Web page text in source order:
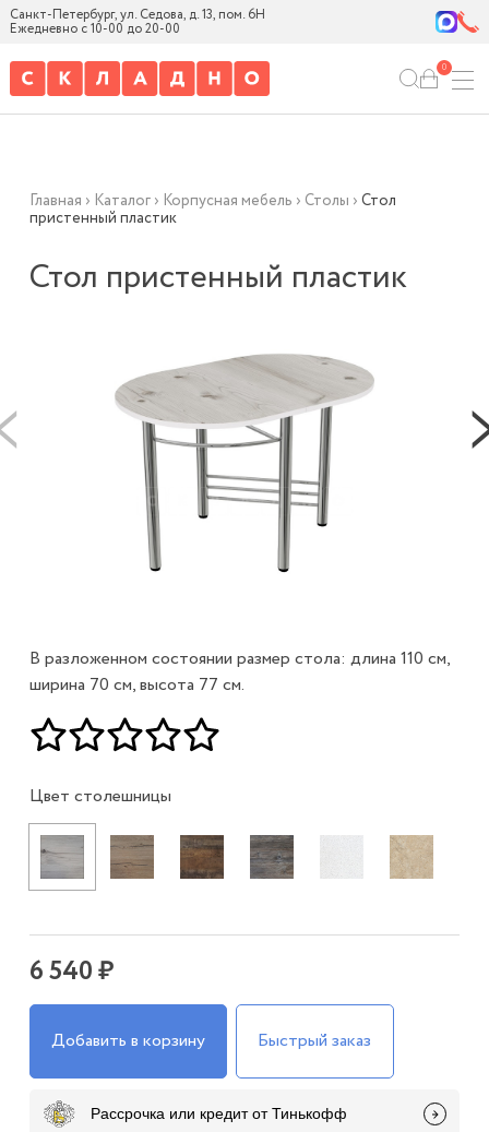
Санкт-Петербург, ул. Седова, д. 13, пом. 6Н
Ежедневно с 10-00 до 20-00
0
Главная › Каталог› Корпусная мебель › Столы › Стол
пристенный пластик
Стол пристенный пластик
В разложенном состоянии размер стола: длина 110 см,
ширина 70 см, высота 77 см.
Цвет столешницы
6 540 ₽
Добавить в корзину Быстрый заказ
Рассрочка или кредит от Тинькофф